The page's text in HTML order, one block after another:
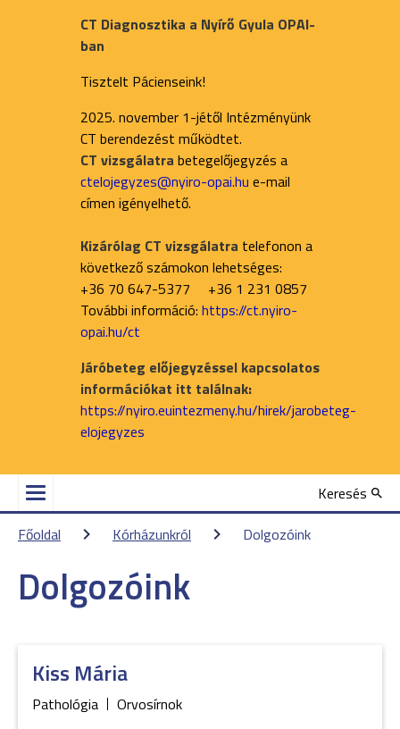
CT Diagnosztika a Nyírő Gyula OPAI-
ban
Tisztelt Pácienseink!
2025. november 1-jétől Intézményünk
CT berendezést működtet.
CT vizsgálatra betegelőjegyzés a
ctelojegyzes@nyiro-opai.hu e-mail
címen igényelhető.
Kizárólag CT vizsgálatra telefonon a
következő számokon lehetséges:
+36 70 647-5377 +36 1 231 0857
További információ: https://ct.nyiro-
opai.hu/ct
Járóbeteg előjegyzéssel kapcsolatos
információkat itt találnak:
https://nyiro.euintezmeny.hu/hirek/jarobeteg-
elojegyzes
Keresés
Főoldal
Kórházunkról Dolgozóink
Dolgozóink
Kiss Mária
Pathológia Orvosírnok